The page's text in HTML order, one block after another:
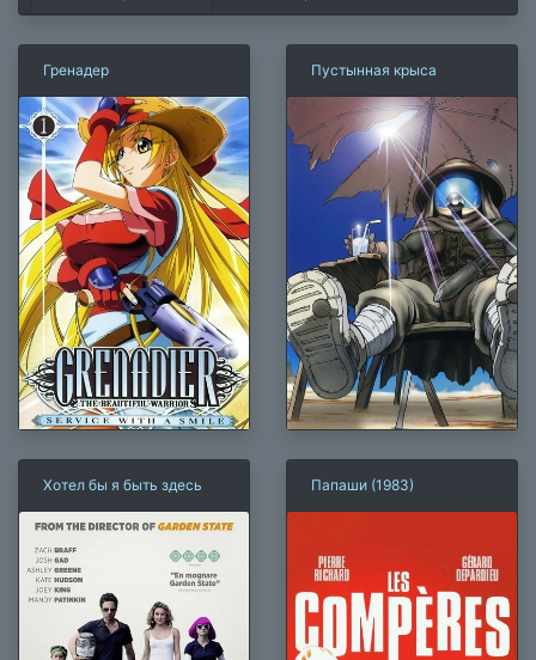
Гренадер Пустынная крыса
Хотел бы я быть здесь Папаши (1983)